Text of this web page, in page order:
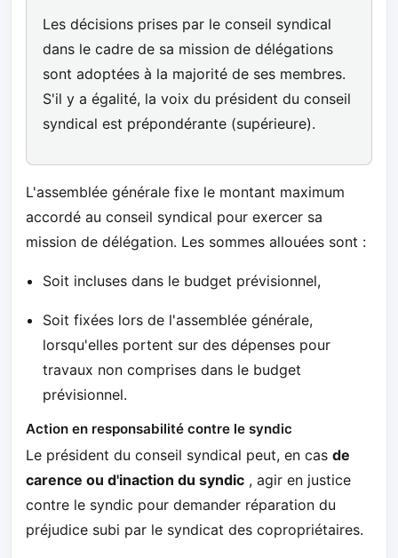
Les décisions prises par le conseil syndical
dans le cadre de sa mission de délégations
sont adoptées à la majorité de ses membres.
S'il y a égalité, la voix du président du conseil
syndical est prépondérante (supérieure).
L'assemblée générale fixe le montant maximum
accordé au conseil syndical pour exercer sa
mission de délégation. Les sommes allouées sont :
Soit incluses dans le budget prévisionnel,
Soit fixées lors de l'assemblée générale,
lorsqu'elles portent sur des dépenses pour
travaux non comprises dans le budget
prévisionnel.
Action en responsabilité contre le syndic
Le président du conseil syndical peut, en cas de
carence ou d'inaction du syndic , agir en justice
contre le syndic pour demander réparation du
préjudice subi par le syndicat des copropriétaires.